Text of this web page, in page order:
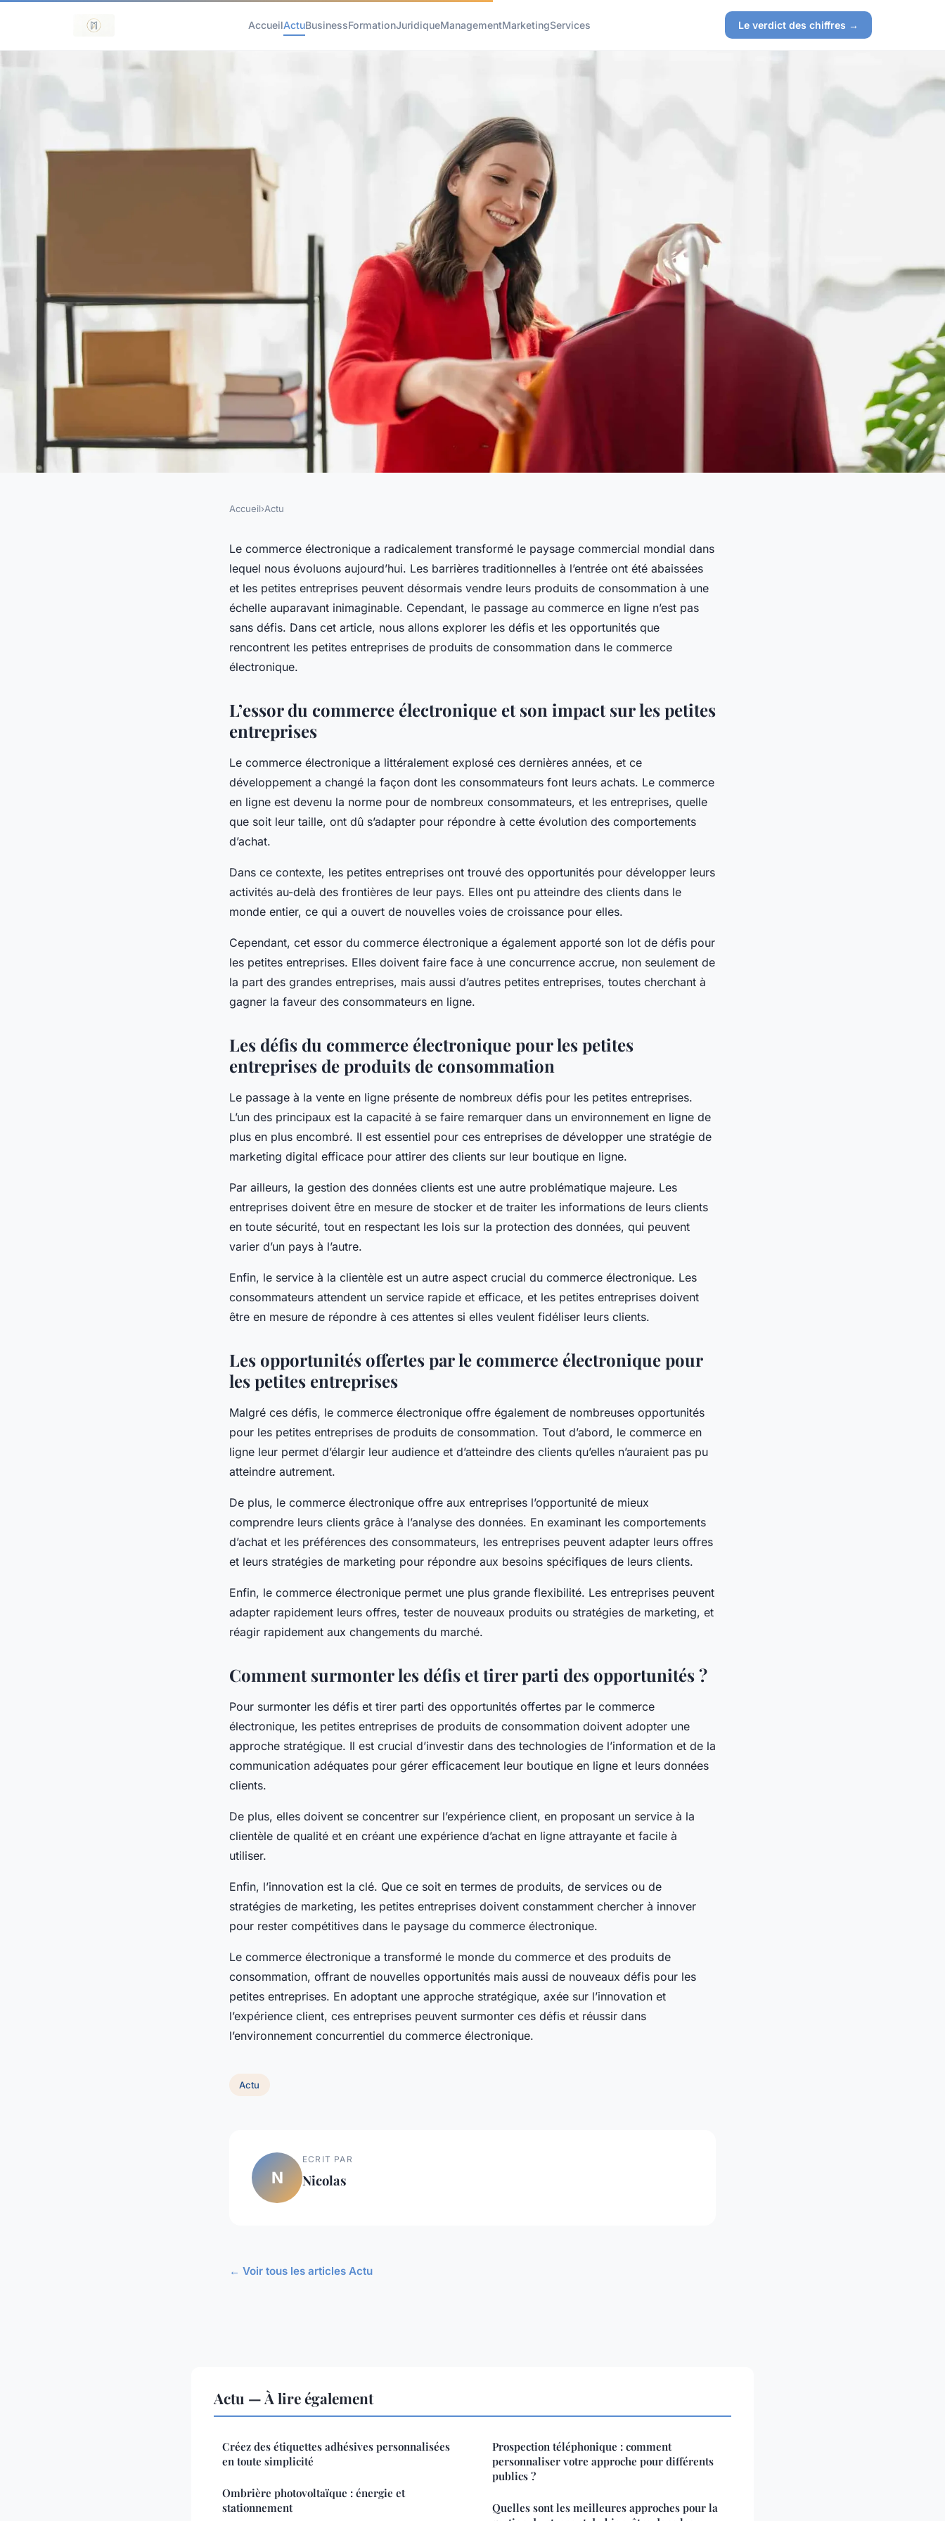
AccueilActuBusinessFormationJuridiqueManagementMarketingServices Le verdict des chiffres →
Quels sont les défis et opportunités
pour les petites entreprises de
produits de consommation dans le
commerce électronique ?
Accueil›Actu
Le commerce électronique a radicalement transformé le paysage commercial mondial dans
lequel nous évoluons aujourd’hui. Les barrières traditionnelles à l’entrée ont été abaissées
et les petites entreprises peuvent désormais vendre leurs produits de consommation à une
échelle auparavant inimaginable. Cependant, le passage au commerce en ligne n’est pas
sans défis. Dans cet article, nous allons explorer les défis et les opportunités que
rencontrent les petites entreprises de produits de consommation dans le commerce
électronique.
L’essor du commerce électronique et son impact sur les petites
entreprises
Le commerce électronique a littéralement explosé ces dernières années, et ce
développement a changé la façon dont les consommateurs font leurs achats. Le commerce
en ligne est devenu la norme pour de nombreux consommateurs, et les entreprises, quelle
que soit leur taille, ont dû s’adapter pour répondre à cette évolution des comportements
d’achat.
Dans ce contexte, les petites entreprises ont trouvé des opportunités pour développer leurs
activités au-delà des frontières de leur pays. Elles ont pu atteindre des clients dans le
monde entier, ce qui a ouvert de nouvelles voies de croissance pour elles.
Cependant, cet essor du commerce électronique a également apporté son lot de défis pour
les petites entreprises. Elles doivent faire face à une concurrence accrue, non seulement de
la part des grandes entreprises, mais aussi d’autres petites entreprises, toutes cherchant à
gagner la faveur des consommateurs en ligne.
Les défis du commerce électronique pour les petites
entreprises de produits de consommation
Le passage à la vente en ligne présente de nombreux défis pour les petites entreprises.
L’un des principaux est la capacité à se faire remarquer dans un environnement en ligne de
plus en plus encombré. Il est essentiel pour ces entreprises de développer une stratégie de
marketing digital efficace pour attirer des clients sur leur boutique en ligne.
Par ailleurs, la gestion des données clients est une autre problématique majeure. Les
entreprises doivent être en mesure de stocker et de traiter les informations de leurs clients
en toute sécurité, tout en respectant les lois sur la protection des données, qui peuvent
varier d’un pays à l’autre.
Enfin, le service à la clientèle est un autre aspect crucial du commerce électronique. Les
consommateurs attendent un service rapide et efficace, et les petites entreprises doivent
être en mesure de répondre à ces attentes si elles veulent fidéliser leurs clients.
Les opportunités offertes par le commerce électronique pour
les petites entreprises
Malgré ces défis, le commerce électronique offre également de nombreuses opportunités
pour les petites entreprises de produits de consommation. Tout d’abord, le commerce en
ligne leur permet d’élargir leur audience et d’atteindre des clients qu’elles n’auraient pas pu
atteindre autrement.
De plus, le commerce électronique offre aux entreprises l’opportunité de mieux
comprendre leurs clients grâce à l’analyse des données. En examinant les comportements
d’achat et les préférences des consommateurs, les entreprises peuvent adapter leurs offres
et leurs stratégies de marketing pour répondre aux besoins spécifiques de leurs clients.
Enfin, le commerce électronique permet une plus grande flexibilité. Les entreprises peuvent
adapter rapidement leurs offres, tester de nouveaux produits ou stratégies de marketing, et
réagir rapidement aux changements du marché.
Comment surmonter les défis et tirer parti des opportunités ?
Pour surmonter les défis et tirer parti des opportunités offertes par le commerce
électronique, les petites entreprises de produits de consommation doivent adopter une
approche stratégique. Il est crucial d’investir dans des technologies de l’information et de la
communication adéquates pour gérer efficacement leur boutique en ligne et leurs données
clients.
De plus, elles doivent se concentrer sur l’expérience client, en proposant un service à la
clientèle de qualité et en créant une expérience d’achat en ligne attrayante et facile à
utiliser.
Enfin, l’innovation est la clé. Que ce soit en termes de produits, de services ou de
stratégies de marketing, les petites entreprises doivent constamment chercher à innover
pour rester compétitives dans le paysage du commerce électronique.
Le commerce électronique a transformé le monde du commerce et des produits de
consommation, offrant de nouvelles opportunités mais aussi de nouveaux défis pour les
petites entreprises. En adoptant une approche stratégique, axée sur l’innovation et
l’expérience client, ces entreprises peuvent surmonter ces défis et réussir dans
l’environnement concurrentiel du commerce électronique.
Actu
N
ECRIT PAR
Nicolas
← Voir tous les articles Actu
Actu — À lire également
Créez des étiquettes adhésives personnalisées
en toute simplicité
Ombrière photovoltaïque : énergie et
stationnement
Prospection téléphonique : comment
personnaliser votre approche pour différents
publics ?
Quelles sont les meilleures approches pour la